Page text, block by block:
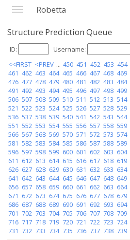
Robetta
Structure Prediction Queue
ID: Username:
<<FIRST <PREV ... 450 451 452 453 454
461 462 463 464 465 466 467 468 469
476 477 478 479 480 481 482 483 484
491 492 493 494 495 496 497 498 499
506 507 508 509 510 511 512 513 514
521 522 523 524 525 526 527 528 529
536 537 538 539 540 541 542 543 544
551 552 553 554 555 556 557 558 559
566 567 568 569 570 571 572 573 574
581 582 583 584 585 586 587 588 589
596 597 598 599 600 601 602 603 604
611 612 613 614 615 616 617 618 619
626 627 628 629 630 631 632 633 634
641 642 643 644 645 646 647 648 649
656 657 658 659 660 661 662 663 664
671 672 673 674 675 676 677 678 679
686 687 688 689 690 691 692 693 694
701 702 703 704 705 706 707 708 709
716 717 718 719 720 721 722 723 724
731 732 733 734 735 736 737 738 739